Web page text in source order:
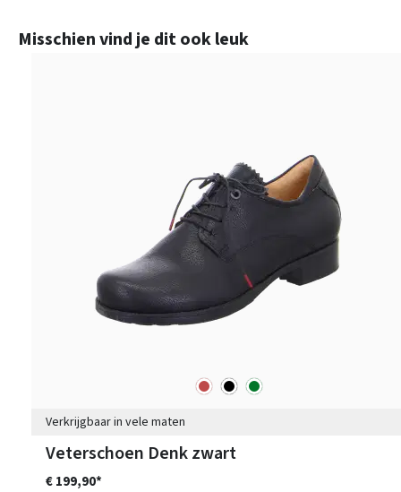
Productgalerij overslaan
Misschien vind je dit ook leuk
roodzwartgroen
Verkrijgbaar in vele maten
Veterschoen Denk zwart
€ 199,90*